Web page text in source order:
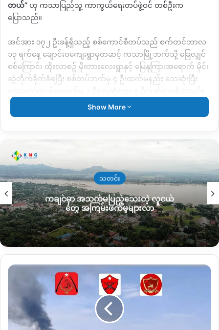
တယ်“ ဟု ကသာပြည်သူ့ ကာကွယ်ရေးတပ်ဖွဲ့ဝင် တစ်ဦးက
ပြောသည်။
အင်အား ၁၇၂ ဦးခန့်ရှိသည့် စစ်ကောင်စီတပ်သည် စက်တင်ဘာလ
၁၃ ရက်နေ့ ချောင်းဝကျေးရွာမှတဆင့် ကသာမြို့ဘက်သို့ ခြေလျှင်
စစ်ကြောင်း ထိုးလာစဥ် မိုးတားလေးရွာနှင့် မြေနုကြားအ‌ရောက် မိုင်း
ဆွဲတိုက်ခိုက်ခံရပြီး စစ်တပ်ဘက်မှ ၄ ဦးထက်မနည်း သေဆုံးပြီး
အလားတူ စက်တင်ဘာ ၁၄ ရက် နံနက် ၉ နာရီဝန်းကျင်တွင်လည်း
လေး ပြည်သူ့ကာကွယ်ရေးတပ်မှ
အထက်သံပုရာကုန်းရွာနှင့် ရေနီရွာ
ကြားတွင်
ဗိုလ်တစ်ဦးဒဏ်ရာပြင်းထန်ကာ ၃ ဦးထက်မနည်း သေဆုံးခဲ့သည်။
သူတို့အလောင်းတွေကို ကျင်းအကျယ်တူးပြီး တစ်ကျင်းထဲ ပေါင်း
မြုပ်သွားတယ်။ မြေပုံပေါ်မှာRPGသီးကျည်တစ်လုံး အမှတ်အသား
ပြုလုပ် စိုက်ထောင်ထားတာ တွေ့ရတယ်“ ဟု ဒေသကာကွယ်ရေး
တပ်ဖွဲ့ဝင် တစ်ဦးက ပြောသည်။
ထို့အပြင် စစ်ကောင်စီတပ်များသည် ပြည်သူ ၂၀ ဦးကျော်ကို
လွတ်မြောက်လာခြင်း မရှိသေးကြောင်း သိရသည်။
တိုက်ပွဲတွင် စစ်ကောင်စီဘက်မှ စုစုပေါင်း ၇ ဦးထက်မနည်း
သေဆုံး၍ ၂ ပွင့်ဗိုလ်တစ်ဦး အပါအဝင် အမြောက်အများ ဒဏ်ရာရရှိ
ခဲ့ပြီးနောက်
ဧရာဝတီ မြစ်ကြောင်းမှတဆင့် စက်လှေ၊ သံခွံမော်တော်
Show More
သတင်း
ကချင်မှာ အသက်မပြည့်သေးတဲ့ လူငယ်
တွေ အကြမ်းဖက်မှုများလာ
စစ်
စော
ထီး